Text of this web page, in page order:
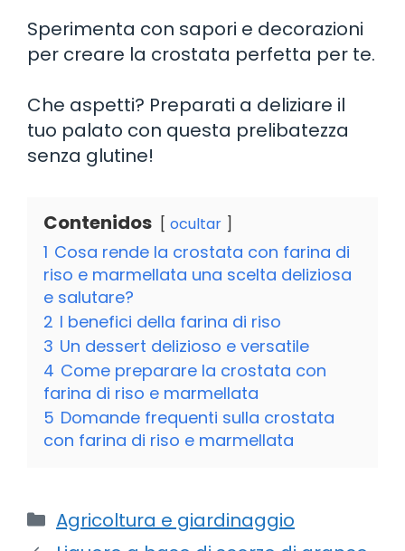
Sperimenta con sapori e decorazioni
per creare la crostata perfetta per te.
Che aspetti? Preparati a deliziare il
tuo palato con questa prelibatezza
senza glutine!
Contenidos ocultar
1 Cosa rende la crostata con farina di
riso e marmellata una scelta deliziosa
e salutare?
2 I benefici della farina di riso
3 Un dessert delizioso e versatile
4 Come preparare la crostata con
farina di riso e marmellata
5 Domande frequenti sulla crostata
con farina di riso e marmellata
Categorie
Agricoltura e giardinaggio